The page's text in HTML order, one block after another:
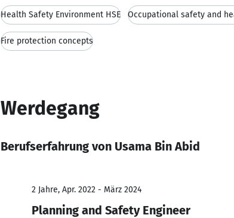
Health Safety Environment HSE
Fire protection concepts
Werdegang
Berufserfahrung von Usama Bin Abid
2 Jahre, Apr. 2022 - März 2024
Planning and Safety Engineer